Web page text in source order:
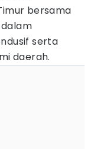
bersama
serta
daerah.